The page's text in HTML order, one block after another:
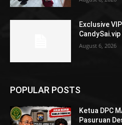
Exclusive
August 6, 2026
POPULAR POSTS
Ketua DPC
Pasuruan